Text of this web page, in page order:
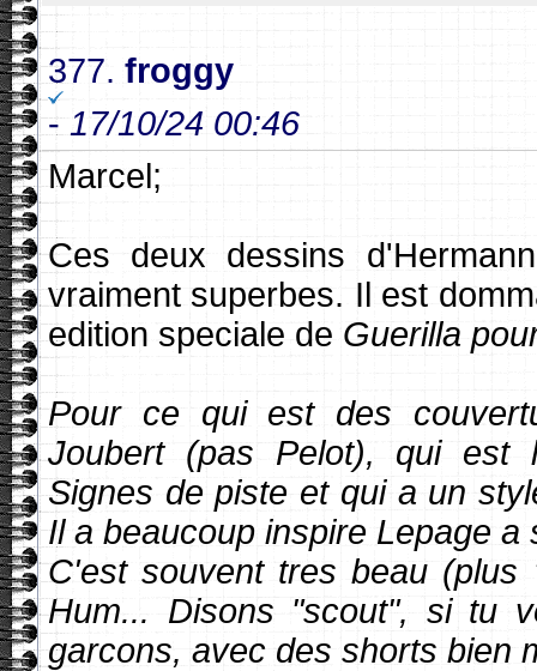
377. froggy
-17/10/24 00:46
Marcel;
Ces deux dessins
vraiment superbes. Il est
edition speciale de Guerilla
Pour ce qui est des
Joubert (pas Pelot), qui est
Signes de piste et qui a un
Il a beaucoup inspire Lepage a
C'est souvent tres beau (plus
Hum... Disons "scout", si tu
garcons, avec des shorts bien